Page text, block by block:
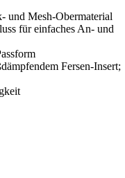
und Mesh-Obermaterial
für einfaches An- und
Fersen-Insert;